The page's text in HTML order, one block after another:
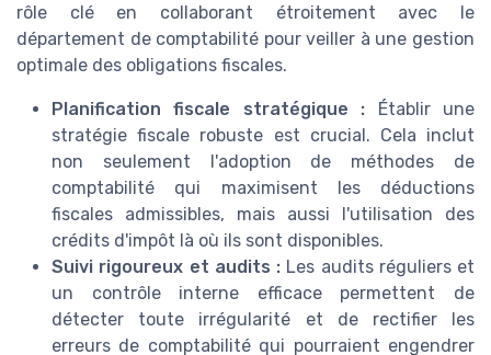
rôle clé en collaborant étroitement avec le
département de comptabilité pour veiller à une gestion
optimale des obligations fiscales.
Planification fiscale stratégique : Établir une
stratégie fiscale robuste est crucial. Cela inclut
non seulement l'adoption de méthodes de
comptabilité qui maximisent les déductions
fiscales admissibles, mais aussi l'utilisation des
crédits d'impôt là où ils sont disponibles.
Suivi rigoureux et audits : Les audits réguliers et
un contrôle interne efficace permettent de
détecter toute irrégularité et de rectifier les
erreurs de comptabilité qui pourraient engendrer